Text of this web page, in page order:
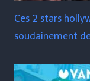
Ces 2 stars
soudainement